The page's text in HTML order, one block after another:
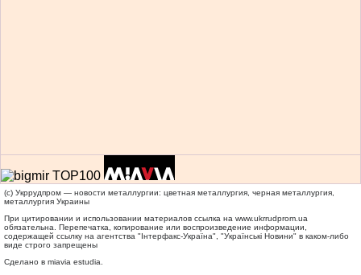
(c) Укррудпром — новости металлургии: цветная металлургия, черная металлургия,
металлургия Украины
При цитировании и использовании материалов ссылка на www.ukrrudprom.ua
обязательна. Перепечатка, копирование или воспроизведение информации,
содержащей ссылку на агентства "Iнтерфакс-Україна", "Українськi Новини" в каком-либо
виде строго запрещены
Сделано в miavia estudia.